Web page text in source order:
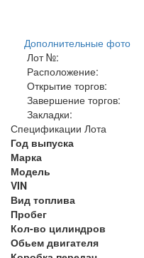
Дополнительные фото
Лот №:
Расположение:
Открытие торгов:
Завершение торгов:
Закладки:
Спецификации Лота
Год выпуска
Марка
Модель
VIN
Вид топлива
Пробег
Кол-во цилиндров
Обьем двигателя